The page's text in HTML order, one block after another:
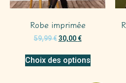
Robe imprimée
59,99€ 30,00€
Choix des options